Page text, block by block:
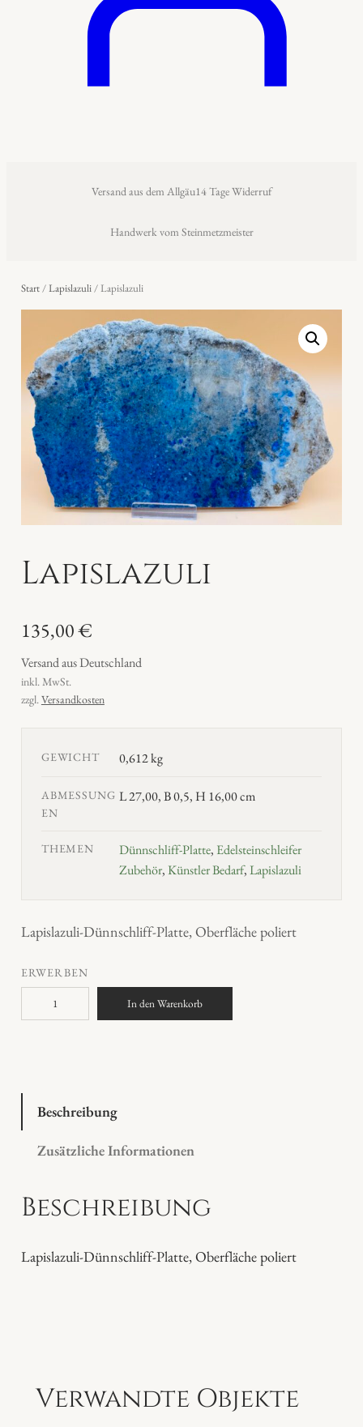
Versand aus dem Allgäu14 Tage Widerruf
Handwerk vom Steinmetzmeister
Start/Lapislazuli/ Lapislazuli
Lapislazuli
135,00€
Versand aus Deutschland
inkl. MwSt.
zzgl. Versandkosten
GEWICHT 0,612 kg
ABMESSUNG
EN
L 27,00, B 0,5, H 16,00 cm
THEMEN Dünnschliff-Platte, Edelsteinschleifer
Zubehör,Künstler Bedarf,Lapislazuli
Lapislazuli-Dünnschliff-Platte, Oberfläche poliert
ERWERBEN
a
a
l
In den Warenkorb
Beschreibung
Zusätzliche Informationen
Beschreibung
Lapislazuli-Dünnschliff-Platte, Oberfläche poliert
Verwandte Objekte